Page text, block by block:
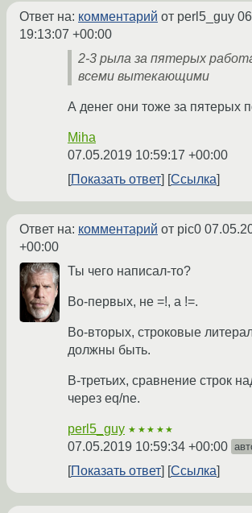
Ответ на: комментарий от perl5_guy
19:13:07 +00:00
2-3 рыла за пятерых
всеми вытекающими
А денег они тоже за пятерых
Miha
07.05.2019 10:59:17 +00:00
Показать ответ
Ссылка
Ответ на: комментарий от pic0
+00:00
Ты чего написал-то?
Во-первых, не =!, а !=.
Во-вторых, строковые
должны быть.
В-третьих, сравнение строк
через eq/ne.
perl5_guy ★★★★★
07.05.2019 10:59:34 +00:00
Показать ответ Ссылка